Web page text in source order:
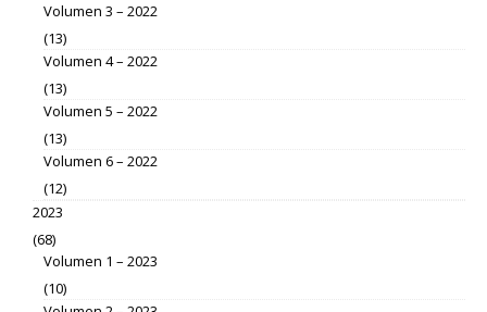
Volumen 3 – 2022
(13)
Volumen 4 – 2022
(13)
Volumen 5 – 2022
(13)
Volumen 6 – 2022
(12)
2023
(68)
Volumen 1 – 2023
(10)